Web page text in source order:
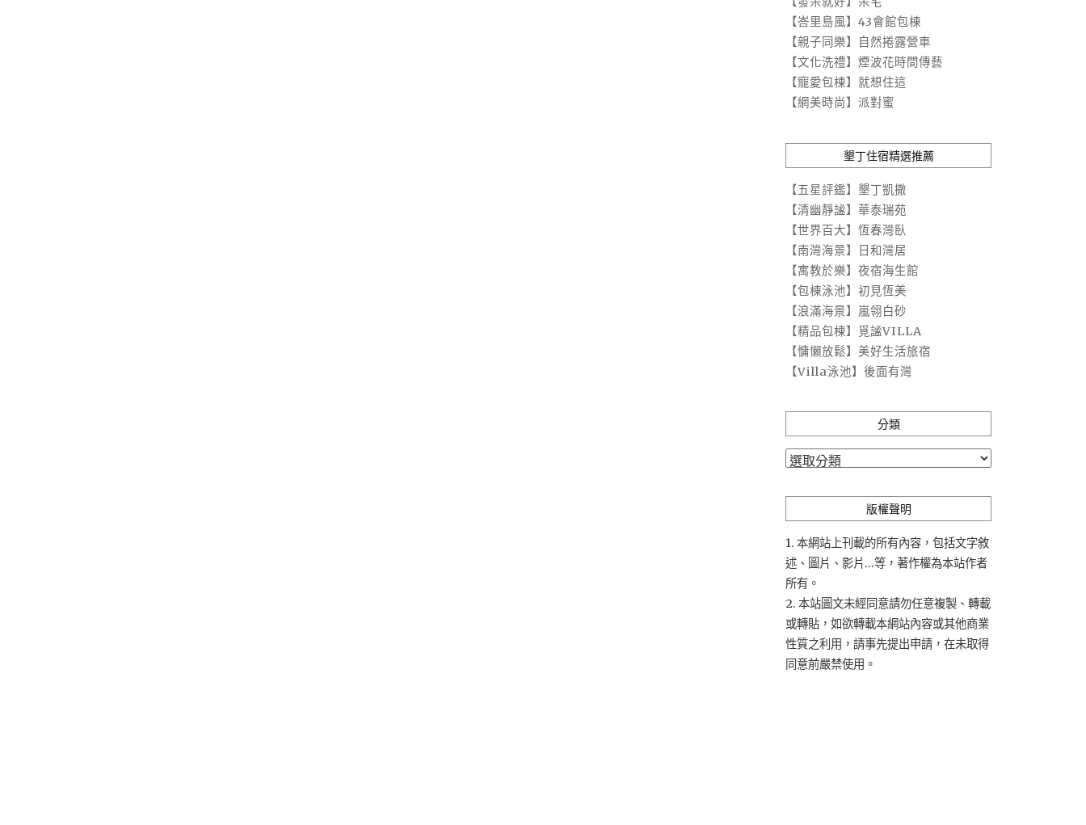
【峇里島風】43會館包棟
【親子同樂】自然捲露營車
【文化洗禮】煙波花時間傳藝
【寵愛包棟】就想住這
【網美時尚】派對蜜
墾丁住宿精選推薦
【五星評鑑】墾丁凱撒
【清幽靜謐】華泰瑞苑
【世界百大】恆春灣臥
【南灣海景】日和灣居
【寓教於樂】夜宿海生館
【包棟泳池】初見恆美
【浪滿海景】嵐翎白砂
【精品包棟】覓謐VILLA
【慵懶放鬆】美好生活旅宿
【Villa泳池】後面有灣
分類
分
版權聲明
1. 本網站上刊載的所有內容，包括文字敘
述、圖片、影片...等，著作權為本站作者
所有。
2. 本站圖文未經同意請勿任意複製、轉載
或轉貼，如欲轉載本網站內容或其他商業
性質之利用，請事先提出申請，在未取得
同意前嚴禁使用。